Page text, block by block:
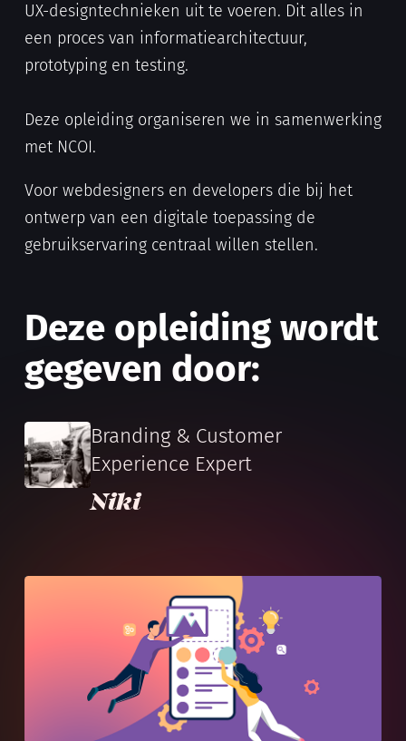
UX-designtechnieken uit te voeren. Dit alles in
een proces van informatiearchitectuur,
prototyping en testing.
Deze opleiding organiseren we in samenwerking
met NCOI.
Voor webdesigners en developers die bij het
ontwerp van een digitale toepassing de
gebruikservaring centraal willen stellen.
Deze opleiding wordt
gegeven door:
Branding & Customer
Experience Expert
Niki